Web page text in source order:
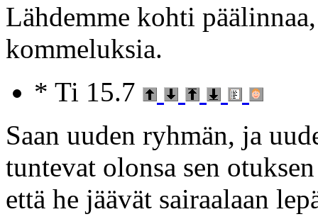
Lähdemme kohti
kommeluksia.
* Ti 15.7
Saan uuden ryhmän, ja
tuntevat olonsa sen
että he jäävät sairaalaan